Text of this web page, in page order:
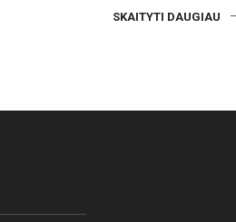
SKAITYTI DAUGIAU